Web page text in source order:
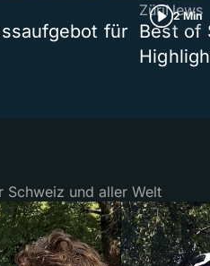
für
2 Min
ZüriNews
Best of
Schweiz und aller Welt